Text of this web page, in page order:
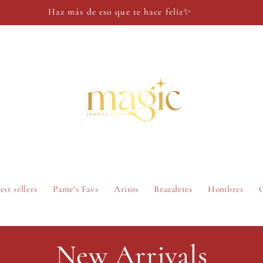
Haz más de eso que te hace feliz✨
sellers Pame’s Favs Aritos Brazaletes Hombres
New Arrivals